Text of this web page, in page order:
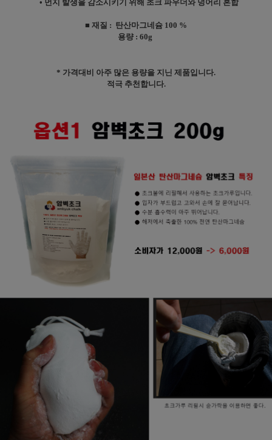
• 먼지 발생을 감소시키기 위해 초크 파우더와 덩어리 혼합
■ 재질 : 탄산마그네슘 100 %
용량 : 60g
* 가격대비 아주 많은 용량을 지닌 제품입니다.
적극 추천합니다.